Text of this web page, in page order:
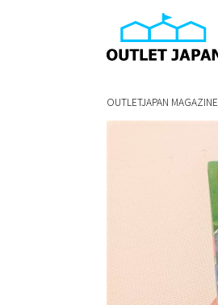
OUTLETJAPAN MAGAZINE